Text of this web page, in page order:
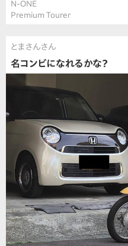
N-ONE
Premium Tourer
とまさんさん
名コンビになれるかな？